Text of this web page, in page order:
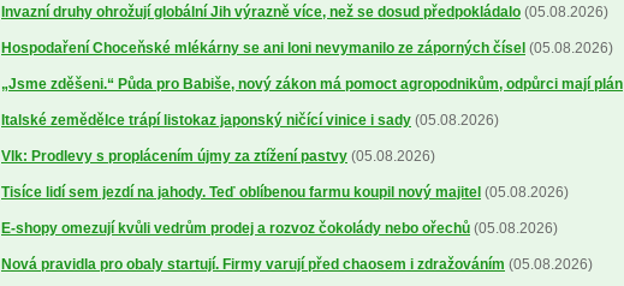
Invazní druhy ohrožují globální Jih výrazně více, než se dosud předpokládalo (05.08.2026)
Hospodaření Choceňské mlékárny se ani loni nevymanilo ze záporných čísel (05.08.2026)
„Jsme zděšeni.“ Půda pro Babiše, nový zákon má pomoct agropodnikům, odpůrci mají plán
Italské zemědělce trápí listokaz japonský ničící vinice i sady (05.08.2026)
Vlk: Prodlevy s proplácením újmy za ztížení pastvy (05.08.2026)
Tisíce lidí sem jezdí na jahody. Teď oblíbenou farmu koupil nový majitel (05.08.2026)
E-shopy omezují kvůli vedrům prodej a rozvoz čokolády nebo ořechů (05.08.2026)
Nová pravidla pro obaly startují. Firmy varují před chaosem i zdražováním (05.08.2026)